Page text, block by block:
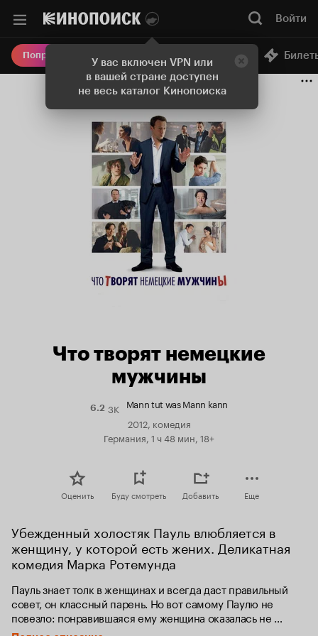
У вас включен VPN или
в вашей стране доступен
не весь каталог Кинопоиска
Войти
Попробовать Плюс Онлайн-кинотеатр
Что творят немецкие
мужчины
6.2Рейтинг
Кинопоиска
3K Mann tut was Mann kann
2012, комедия
Германия, 1 ч 48 мин, 18+
Оценить Буду смотреть Добавить Еще
Убежденный холостяк Пауль влюбляется в
женщину, у которой есть жених. Деликатная
комедия Марка Ротемунда
Пауль знает толк в женщинах и всегда даст правильный
совет, он классный парень. Но вот самому Паулю не
повезло: понравившаяся ему женщина оказалась не
свободна. Неужели лучшие друзья, включая ротвейлера,